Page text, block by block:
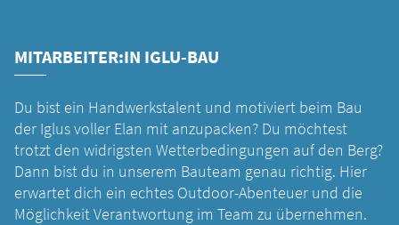
MITARBEITER:IN IGLU-BAU
Du bist ein Handwerkstalent und motiviert beim Bau
der Iglus voller Elan mit anzupacken? Du möchtest
trotzt den widrigsten Wetterbedingungen auf den Berg?
Dann bist du in unserem Bauteam genau richtig. Hier
erwartet dich ein echtes Outdoor-Abenteuer und die
Möglichkeit Verantwortung im Team zu übernehmen.